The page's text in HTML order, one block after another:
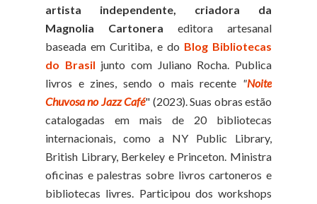
artista independente, criadora da
Magnolia Cartonera editora artesanal
baseada em Curitiba, e do Blog Bibliotecas
do Brasil junto com Juliano Rocha. Publica
livros e zines, sendo o mais recente "Noite
Chuvosa no Jazz Café" (2023). Suas obras estão
catalogadas em mais de 20 bibliotecas
internacionais, como a NY Public Library,
British Library, Berkeley e Princeton. Ministra
oficinas e palestras sobre livros cartoneros e
bibliotecas livres. Participou dos workshops